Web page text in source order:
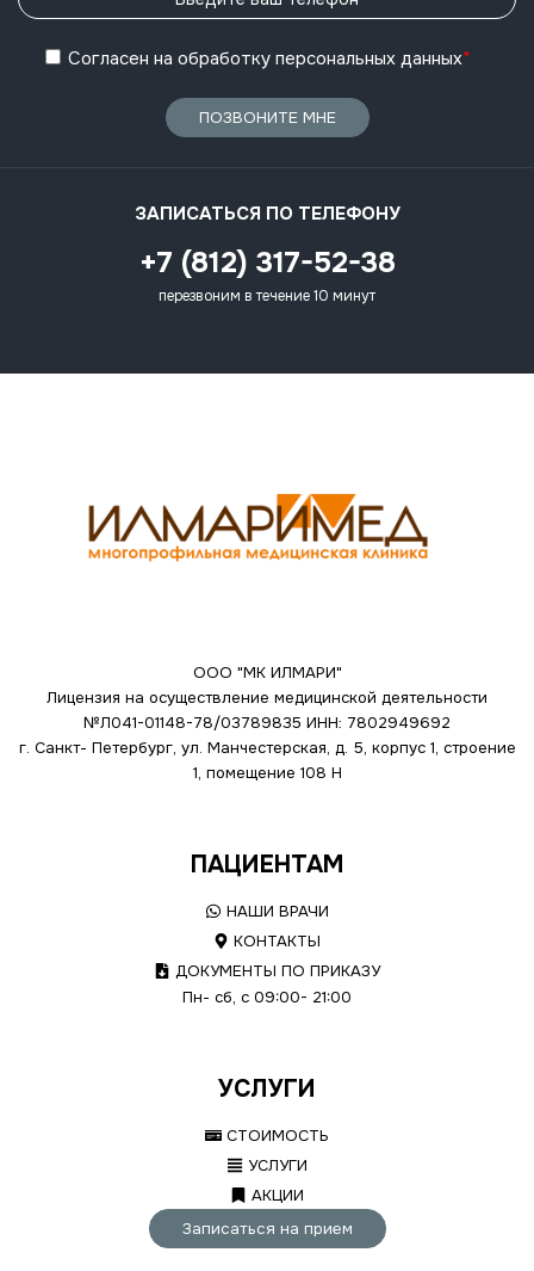
Согласен на обработку персональных данных*
ПОЗВОНИТЕ МНЕ
ЗАПИСАТЬСЯ ПО ТЕЛЕФОНУ
+7 (812) 317-52-38
перезвоним в течение 10 минут
ООО "МК ИЛМАРИ"
Лицензия на осуществление медицинской деятельности
№Л041-01148-78/03789835 ИНН: 7802949692
г. Санкт- Петербург, ул. Манчестерская, д. 5, корпус 1, строение
1, помещение 108 Н
ПАЦИЕНТАМ
НАШИ ВРАЧИ
КОНТАКТЫ
ДОКУМЕНТЫ ПО ПРИКАЗУ
Пн- сб, с 09:00- 21:00
УСЛУГИ
СТОИМОСТЬ
УСЛУГИ
АКЦИИ
Записаться на прием